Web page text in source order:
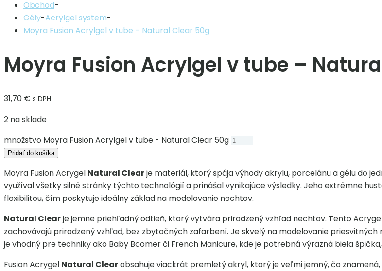
Obchod-
Gély-Acrylgel system-
Moyra Fusion Acrylgel v tube – Natural Clear 50g
Moyra Fusion Acrylgel v tube –
31,70 € s DPH
2 na sklade
množstvo Moyra Fusion Acrylgel v tube - Natural Clear 50g
Pridať do košíka
Moyra Fusion Acrygel Natural Clearje materiál, ktorý spája výhody akrylu, porcelánu a gélu do
využíval všetky silné stránky týchto technológií a prinášal vynikajúce výsledky. Jeho extrémne
flexibilitou, čím poskytuje ideálny základ na modelovanie nechtov.
Natural Clearje jemne priehľadný odtieň, ktorý vytvára prirodzený vzhľad nechtov. Tento
zachovávajú prirodzený vzhľad, bez zbytočných zafarbení. Je skvelý na modelovanie
je vhodný pre techniky ako Baby Boomer či French Manicure, kde je potrebná výrazná biela
Fusion Acrygel Natural Clearobsahuje viackrát premletý akryl, ktorý je veľmi jemný, čo